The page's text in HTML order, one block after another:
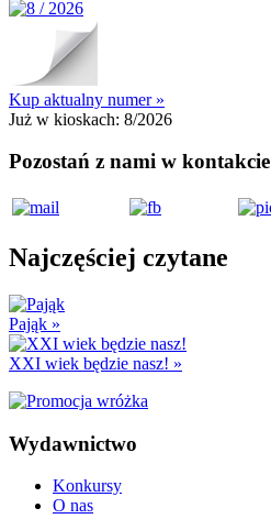
Kup aktualny numer »
Już w kioskach: 8/2026
Pozostań z nami w kontakcie
Najczęściej czytane
Pająk »
XXI wiek będzie nasz! »
Wydawnictwo
Konkursy
O nas